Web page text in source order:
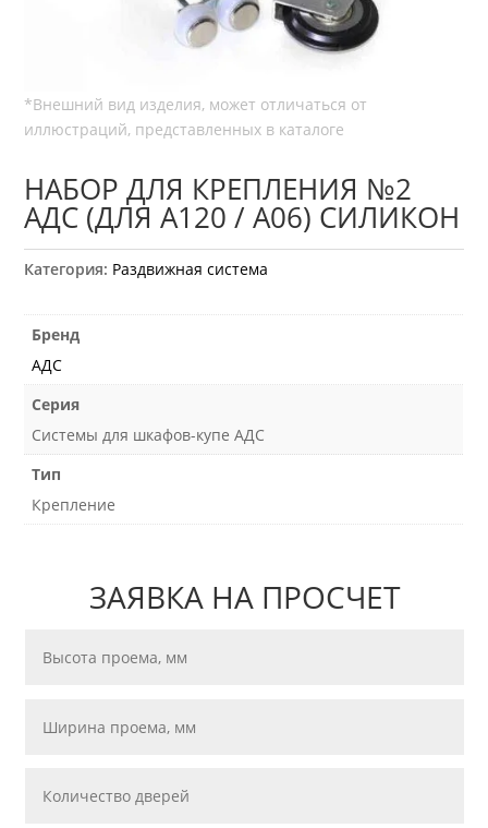
НАБОР ДЛЯ КРЕПЛЕНИЯ №2
АДС (ДЛЯ А120 / А06) СИЛИКОН
Категория: Раздвижная система
Бренд
АДС
Серия
Системы для шкафов-купе АДС
Тип
Крепление
ЗАЯВКА НА ПРОСЧЕТ